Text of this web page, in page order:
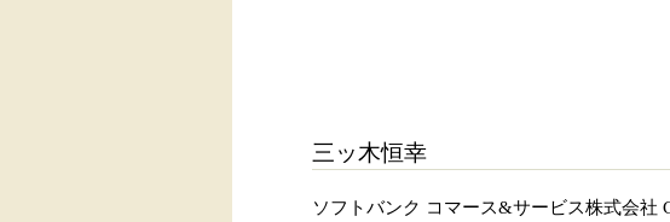
三ッ木恒幸
ソフトバンク コマース&サービス株式会社